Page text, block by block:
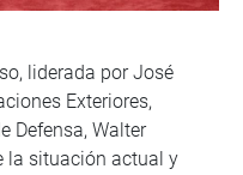
liderada por José
Exteriores,
Defensa, Walter
la situación actual y